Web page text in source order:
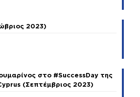
2023)
στο #SuccessDay της
(Σεπτέμβριος 2023)